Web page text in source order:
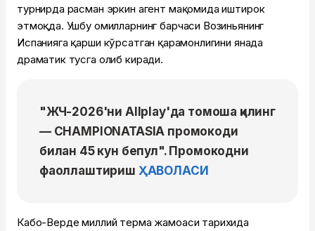
турнирда расман эркин агент мақомида иштирок
этмоқда. Ушбу омилларнинг барчаси Возиньянинг
Испанияга қарши кўрсатган қаҳрамонлигини янада
драматик тусга олиб киради.
"ЖЧ-2026'ни Allplay'да томоша қилинг
— CHAMPIONATASIA промокоди
билан 45 кун бепул". Промокодни
фаоллаштириш ҲАВОЛАСИ
Кабо-Верде миллий терма жамоаси тарихида